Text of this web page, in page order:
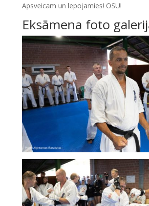
Apsveicam un lepojamies! OSU!
Eksāmena foto